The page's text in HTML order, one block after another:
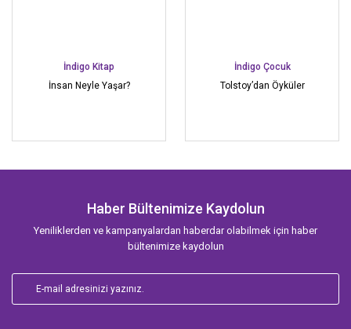
İndigo Kitap
İnsan Neyle Yaşar?
İndigo Çocuk
Tolstoy’dan Öyküler
Haber Bültenimize Kaydolun
Yeniliklerden ve kampanyalardan haberdar olabilmek için haber
bültenimize kaydolun